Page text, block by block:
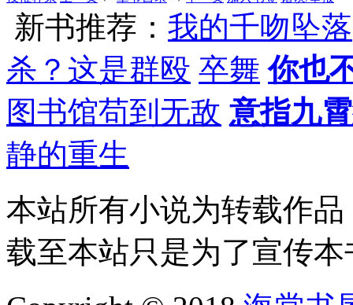
新书推荐： 我的千吻坠落
杀？这是群殴 卒舞 你也
图书馆苟到无敌 意指九
静的重生
本站所有小说为转载作
载至本站只是为了宣传